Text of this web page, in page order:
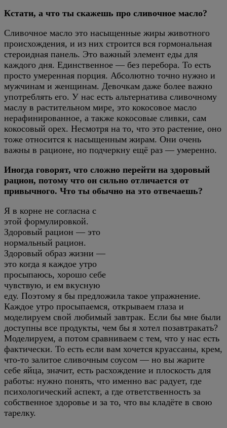
Кстати, а что ты скажешь про сливочное масло?
Сливочное масло это насыщенные жиры животного
происхождения, и из них строится вся гормональная
стероидная панель. Это важный элемент еды для
каждого дня. Единственное — без перебора. То есть
просто умеренная порция. Абсолютно точно нужно и
мужчинам и женщинам. Девочкам даже более важно
употреблять его. У нас есть альтернатива сливочному
маслу в растительном мире, это кокосовое масло
нерафинированное, а также кокосовые сливки, сам
кокосовый орех. Несмотря на то, что это растение, оно
тоже относится к насыщенным жирам. Они очень
важны в рационе, но подчеркну ещё раз — умеренно.
Иногда говорят, что сложно перейти на здоровый
рацион, потому что он сильно отличается от
привычного. Что ты обычно на это отвечаешь?
Я в корне не согласна с
этой формулировкой.
Здоровый рацион — это
нормальный рацион.
Здоровый образ жизни —
это когда я каждое утро
просыпаюсь, хорошо себе
чувствую, и ем вкусную
еду. Поэтому я бы предложила такое упражнение.
Каждое утро просыпаемся, открываем глаза и
моделируем свой любимый завтрак. Если бы мне были
доступны все продукты, чем бы я хотел позавтракать?
Моделируем, а потом сравниваем с тем, что у нас есть
фактически. То есть если вам хочется круассаны, крем,
что-то залитое сливочным соусом — но вы жарите
себе яйца, значит, есть расхождение и плоскость для
работы: нужно понять, что именно вас радует, где
психологический аспект, а где ответственность за
собственное здоровье и за то, что вы кладёте в свою
тарелку.